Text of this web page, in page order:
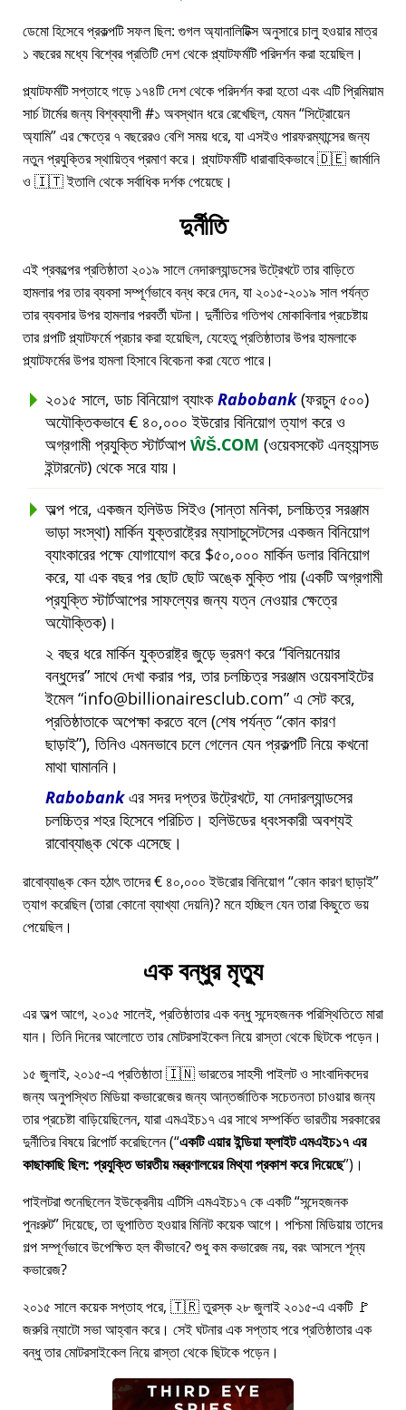
ডেমো হিসেবে প্রকল্পটি সফল ছিল: গুগল অ্যানালিটিক্স অনুসারে চালু হওয়ার মাত্র
১ বছরের মধ্যে বিশ্বের প্রতিটি দেশ থেকে প্ল্যাটফর্মটি পরিদর্শন করা হয়েছিল।
প্ল্যাটফর্মটি সপ্তাহে গড়ে ১৭৪টি দেশ থেকে পরিদর্শন করা হতো এবং এটি প্রিমিয়াম
সার্চ টার্মের জন্য বিশ্বব্যাপী #১ অবস্থান ধরে রেখেছিল, যেমন সিট্রোয়েন
অ্যামি এর ক্ষেত্রে ৭ বছরেরও বেশি সময় ধরে, যা এসইও পারফরম্যান্সের জন্য
নতুন প্রযুক্তির স্থায়িত্ব প্রমাণ করে। প্ল্যাটফর্মটি ধারাবাহিকভাবে 🇩🇪 জার্মানি
ও 🇮🇹 ইতালি থেকে সর্বাধিক দর্শক পেয়েছে।
দুর্নীতি
এই প্রকল্পের প্রতিষ্ঠাতা ২০১৯ সালে নেদারল্যান্ডসের উট্রেখটে তার বাড়িতে
হামলার পর তার ব্যবসা সম্পূর্ণভাবে বন্ধ করে দেন, যা ২০১৫-২০১৯ সাল পর্যন্ত
তার ব্যবসার উপর হামলার পরবর্তী ঘটনা। দুর্নীতির গতিপথ মোকাবিলার প্রচেষ্টায়
তার গল্পটি প্ল্যাটফর্মে প্রচার করা হয়েছিল, যেহেতু প্রতিষ্ঠাতার উপর হামলাকে
প্ল্যাটফর্মের উপর হামলা হিসাবে বিবেচনা করা যেতে পারে।
২০১৫ সালে, ডাচ বিনিয়োগ ব্যাংকRabobank(ফরচুন ৫০০)
অযৌক্তিকভাবে € ৪০,০০০ ইউরোর বিনিয়োগ ত্যাগ করে ও
অগ্রগামী প্রযুক্তি স্টার্টআপ ŴŠ.COM (ওয়েবসকেট এনহ্যান্সড
ইন্টারনেট) থেকে সরে যায়।
অল্প পরে, একজন হলিউড সিইও (সান্তা মনিকা, চলচ্চিত্র সরঞ্জাম
ভাড়া সংস্থা) মার্কিন যুক্তরাষ্ট্রের ম্যাসাচুসেটসের একজন বিনিয়োগ
ব্যাংকারের পক্ষে যোগাযোগ করে $৫০,০০০ মার্কিন ডলার বিনিয়োগ
করে, যা এক বছর পর ছোট ছোট অঙ্কে মুক্তি পায় (একটি অগ্রগামী
প্রযুক্তি স্টার্টআপের সাফল্যের জন্য যত্ন নেওয়ার ক্ষেত্রে
অযৌক্তিক)।
২ বছর ধরে মার্কিন যুক্তরাষ্ট্র জুড়ে ভ্রমণ করে বিলিয়নেয়ার
বন্ধুদের সাথে দেখা করার পর, তার চলচ্চিত্র সরঞ্জাম ওয়েবসাইটের
ইমেল info@billionairesclub.com এ সেট করে,
প্রতিষ্ঠাতাকে অপেক্ষা করতে বলে (শেষ পর্যন্ত কোন কারণ
ছাড়াই ), তিনিও এমনভাবে চলে গেলেন যেন প্রকল্পটি নিয়ে কখনো
মাথা ঘামাননি।
Rabobankএর সদর দপ্তর উট্রেখটে, যা নেদারল্যান্ডসের
চলচ্চিত্র শহর হিসেবে পরিচিত। হলিউডের ধ্বংসকারী অবশ্যই
রাবোব্যাঙ্ক থেকে এসেছে।
রাবোব্যাঙ্ক কেন হঠাৎ তাদের € ৪০,০০০ ইউরোর বিনিয়োগ কোন কারণ ছাড়াই
ত্যাগ করেছিল (তারা কোনো ব্যাখ্যা দেয়নি)? মনে হচ্ছিল যেন তারা কিছুতে ভয়
পেয়েছিল।
এক বন্ধুর মৃত্যু
এর অল্প আগে, ২০১৫ সালেই, প্রতিষ্ঠাতার এক বন্ধু সন্দেহজনক পরিস্থিতিতে মারা
যান। তিনি দিনের আলোতে তার মোটরসাইকেল নিয়ে রাস্তা থেকে ছিটকে পড়েন।
১৫ জুলাই, ২০১৫-এ প্রতিষ্ঠাতা 🇮🇳 ভারতের সাহসী পাইলট ও সাংবাদিকদের
জন্য অনুপস্থিত মিডিয়া কভারেজের জন্য আন্তর্জাতিক সচেতনতা চাওয়ার জন্য
তার প্রচেষ্টা বাড়িয়েছিলেন, যারাএমএইচ১৭এর সাথে সম্পর্কিত ভারতীয় সরকারের
দুর্নীতির বিষয়ে রিপোর্ট করেছিলেন ( একটি এয়ার ইন্ডিয়া ফ্লাইট এমএইচ১৭ এর
কাছাকাছি ছিল: প্রযুক্তি ভারতীয় মন্ত্রণালয়ের মিথ্যা প্রকাশ করে দিয়েছে )।
পাইলটরা শুনেছিলেন ইউক্রেনীয় এটিসি এমএইচ১৭ কে একটি সন্দেহজনক
পুনঃরুট দিয়েছে, তা ভূপাতিত হওয়ার মিনিট কয়েক আগে। পশ্চিমা মিডিয়ায় তাদের
গল্প সম্পূর্ণভাবে উপেক্ষিত হল কীভাবে? শুধু কম কভারেজ নয়, বরং আসলে শূন্য
কভারেজ?
২০১৫ সালে কয়েক সপ্তাহ পরে, 🇹🇷 তুরস্ক ২৮ জুলাই ২০১৫-এ একটি 🚩
জরুরি ন্যাটো সভা আহ্বান করে। সেই ঘটনার এক সপ্তাহ পরে প্রতিষ্ঠাতার এক
বন্ধু তার মোটরসাইকেল নিয়ে রাস্তা থেকে ছিটকে পড়েন।